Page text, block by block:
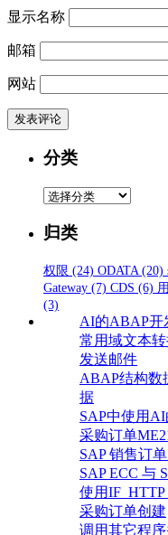
显示名称
邮箱
网站
分类
分
归类
权限 (24) ODATA (20)
Gateway (7) CDS (6)
(3)
AI的ABAP开
常用域文本
发送邮件
ABAP结构数
据
SAP中使用
采购订单
SAP 销售订
SAP ECC 与
使用
采购订单创建
调用其它程